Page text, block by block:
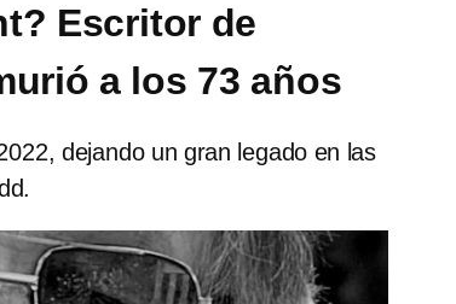
Escritor de
a los 73 años
dejando un gran legado en las